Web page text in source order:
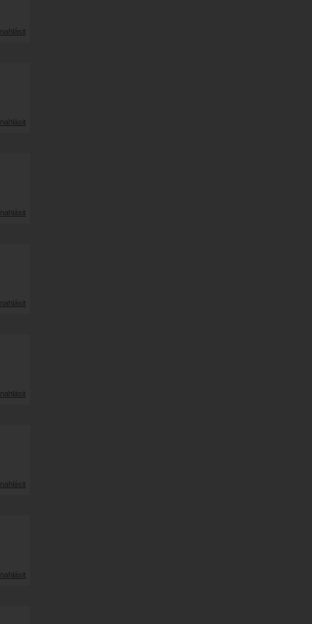
nahlásit
nahlásit
nahlásit
nahlásit
nahlásit
nahlásit
nahlásit